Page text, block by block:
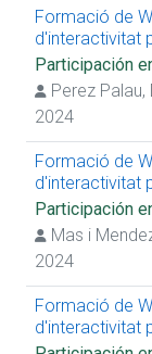
Formació de
d'interactivitat
Participación
Perez Palau,
2024
Formació de
d'interactivitat
Participación
Mas i
2024
Formació de
d'interactivitat